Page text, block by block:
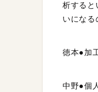
析すると
いになる
徳本●加
中野●個